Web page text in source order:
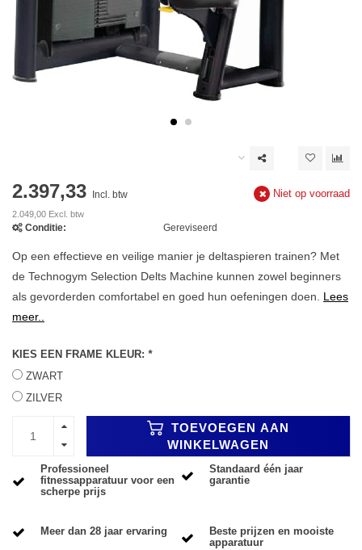
2.397,33 Incl. btw
2.049,00 Excl. btw
Niet op voorraad
Conditie: Gereviseerd
Op een effectieve en veilige manier je deltaspieren trainen? Met
de Technogym Selection Delts Machine kunnen zowel beginners
als gevorderden comfortabel en goed hun oefeningen doen. Lees
meer..
KIES EEN FRAME KLEUR: *
ZWART
ZILVER
TOEVOEGEN AAN
WINKELWAGEN
Professioneel
fitnessapparatuur voor een
scherpe prijs
Standaard één jaar
garantie
Meer dan 28 jaar ervaring
Beste prijzen en mooiste
apparatuur